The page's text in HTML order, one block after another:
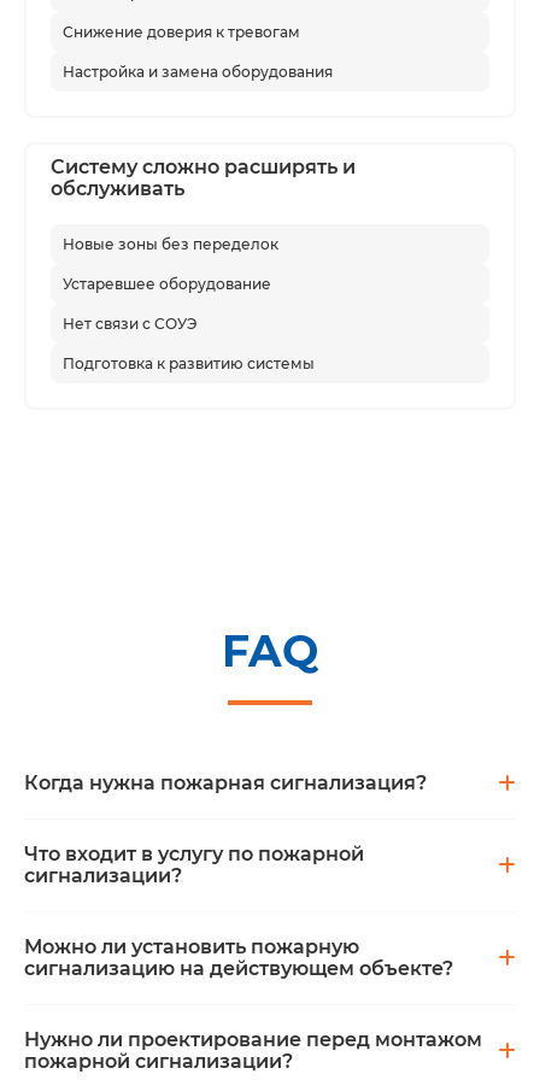
Снижение доверия к тревогам
Настройка и замена оборудования
Систему сложно расширять и
обслуживать
Новые зоны без переделок
Устаревшее оборудование
Нет связи с СОУЭ
Подготовка к развитию системы
FAQ
Когда нужна пожарная сигнализация?
Ответ
своевременного обнаружения
признаков возгорания, передачи
дальнейших действий по оповещению
людей. Система особенно важна для
Что входит в услугу по пожарной
сигнализации?
Ответ
объекта, подбор оборудования,
проектирование схемы размещения
Можно ли установить пожарную
сигнализацию на действующем объекте?
Ответ
Нужно ли проектирование перед монтажом
пожарной сигнализации?